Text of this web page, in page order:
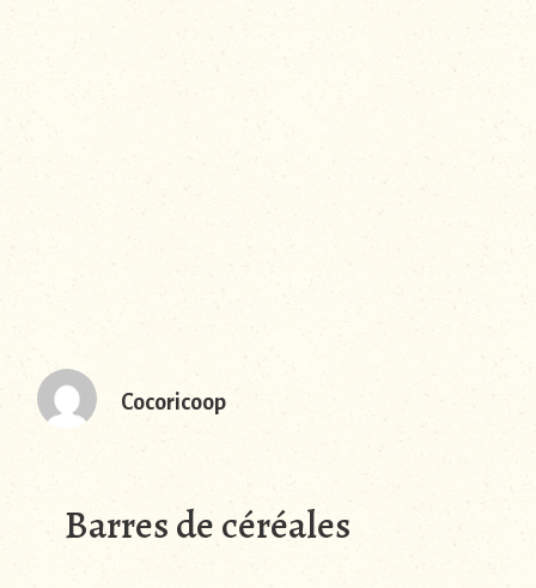
Cocoricoop
Barres de céréales